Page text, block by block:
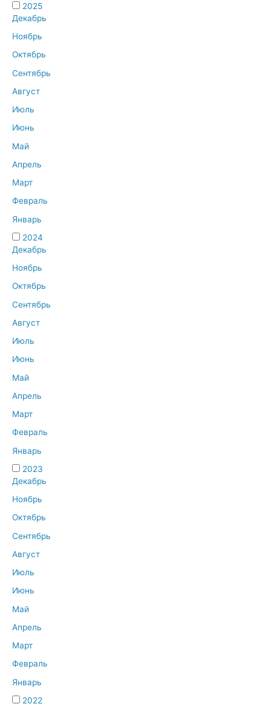
2025
Декабрь
Ноябрь
Октябрь
Сентябрь
Август
Июль
Июнь
Май
Апрель
Март
Февраль
Январь
2024
Декабрь
Ноябрь
Октябрь
Сентябрь
Август
Июль
Июнь
Май
Апрель
Март
Февраль
Январь
2023
Декабрь
Ноябрь
Октябрь
Сентябрь
Август
Июль
Июнь
Май
Апрель
Март
Февраль
Январь
2022